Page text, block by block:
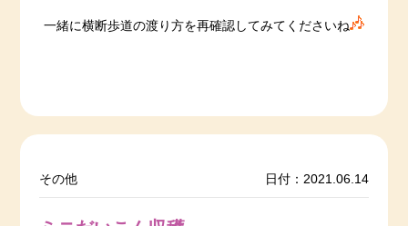
一緒に横断歩道の渡り方を再確認してみてくださいね
その他 日付：2021.06.14